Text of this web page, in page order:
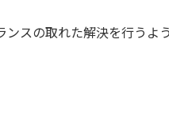
スの取れた解決を行うよ